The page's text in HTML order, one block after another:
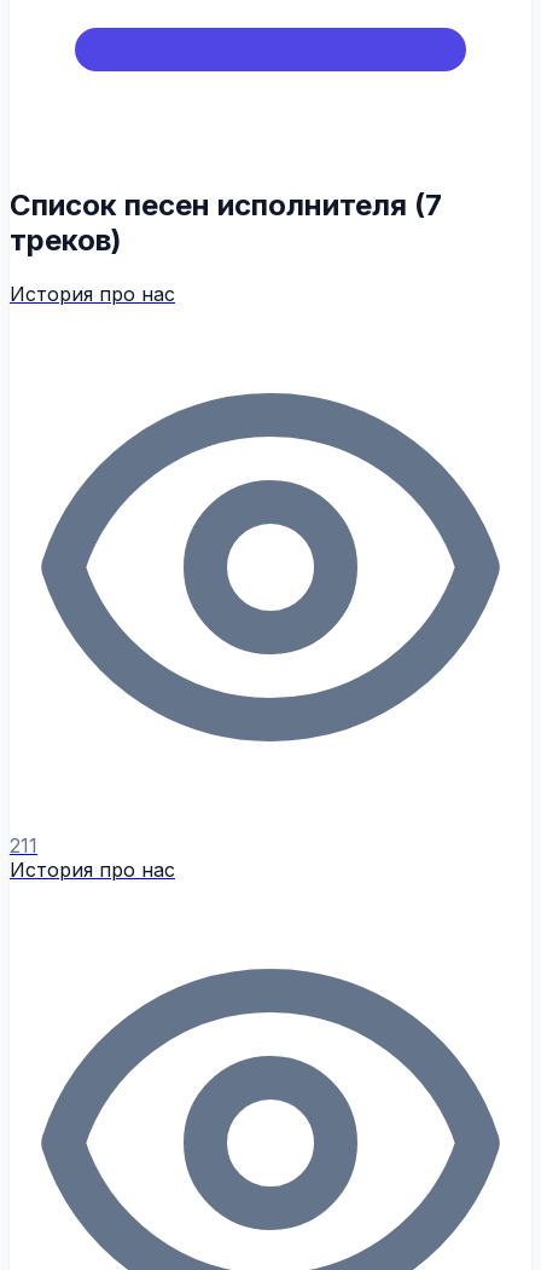
Список песен исполнителя (7
треков)
История про нас
211
История про нас